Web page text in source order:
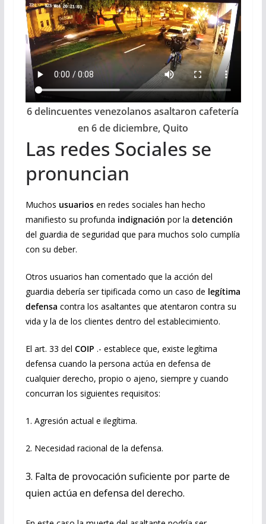
6 delincuentes venezolanos asaltaron cafetería
en 6 de diciembre, Quito
Las redes Sociales se
pronuncian
Muchos usuarios en redes sociales han hecho
manifiesto su profunda indignación por la detención
del guardia de seguridad que para muchos solo cumplía
con su deber.
Otros usuarios han comentado que la acción del
guardia debería ser tipificada como un caso de legítima
defensa contra los asaltantes que atentaron contra su
vida y la de los clientes dentro del establecimiento.
El art. 33 del COIP .- establece que, existe legítima
defensa cuando la persona actúa en defensa de
cualquier derecho, propio o ajeno, siempre y cuando
concurran los siguientes requisitos:
1. Agresión actual e ilegítima.
2. Necesidad racional de la defensa.
3. Falta de provocación suficiente por parte de
quien actúa en defensa del derecho.